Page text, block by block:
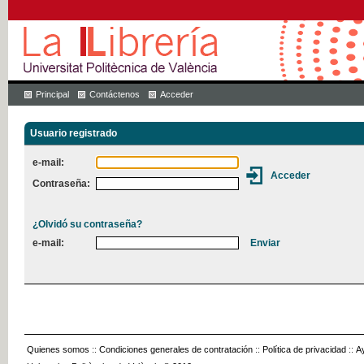
Principal Contáctenos Acceder
Usuario registrado
e-mail:
Contraseña:
¿Olvidó su contraseña?
e-mail:
Quienes somos :: Condiciones generales de contratación :: Política de privacidad ::